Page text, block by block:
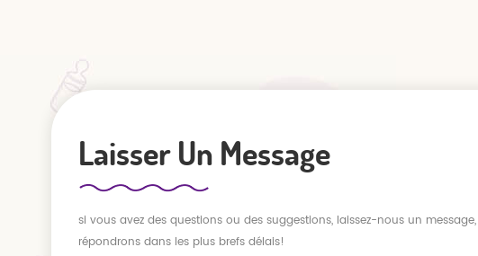
Laisser Un Message
si vous avez des questions ou des suggestions, laissez-nous un
répondrons dans les plus brefs délais!